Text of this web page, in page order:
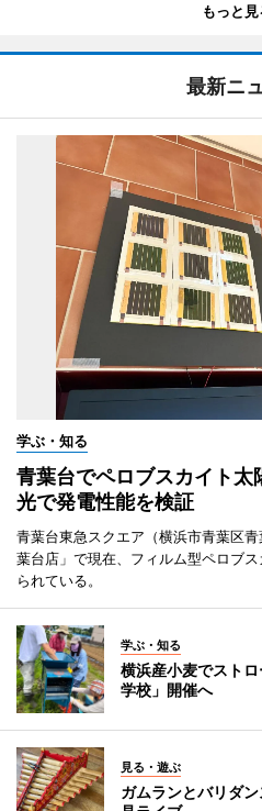
もっと見
最新ニ
学ぶ・知る
青葉台でペロブスカイト
光で発電性能を検証
青葉台東急スクエア（横浜市青葉区
葉台店」で現在、フィルム型ペロブ
られている。
学ぶ・知る
横浜産小麦でスト
学校」開催へ
見る・遊ぶ
ガムランとバリダ